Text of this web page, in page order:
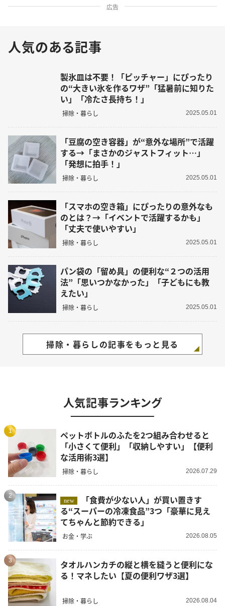
広告
人気のある記事
製氷皿は不要！「ピッチャー」にぴったり
の“大きい氷を作るワザ”「猛暑前に知りた
い」「冷たさ長持ち！」
掃除・暮らし 2025.05.01
「豆腐の空き容器」が“意外な場所”で活躍
する→「まさかのジャストフィット…」
「発想に拍手！」
掃除・暮らし 2025.05.01
「スマホの空き箱」にぴったりの意外なも
のとは？→「イベントで活躍するかも」
「丈夫で使いやすい」
掃除・暮らし 2025.05.01
パン袋の「留め具」の便利な“２つの活用
法”「思いつかなかった」「子どもにも教
えたい」
掃除・暮らし 2025.05.01
掃除・暮らしの記事をもっと見る
人気記事ランキング
1
ペットボトルのふたを2つ組み合わせると
「小さくて便利」「収納しやすい」【便利
な活用術3選】
掃除・暮らし 2026.07.29
2
new
る“スーパーの冷凍食品”3つ「豪華に見え
てちゃんと節約できる」
お金・学ぶ 2026.08.05
3
タオルハンカチの縦と横を縫うと便利にな
る！マネしたい【夏の便利ワザ3選】
掃除・暮らし 2026.08.04